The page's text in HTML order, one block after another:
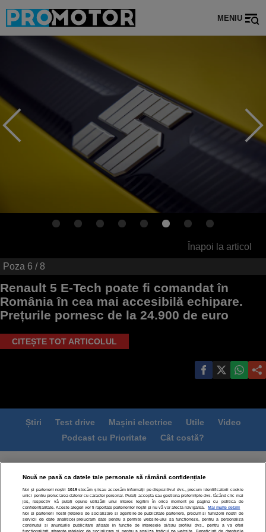
MENIU
Înapoi la articol
Poza 6 / 8
Renault 5 E-Tech poate fi comandat în
România în cea mai accesibilă echipare.
Prețurile pornesc de la 24.900 de euro
CITEȘTE TOT ARTICOLUL
Știri Test drive Mașini electrice Utile
Video
Podcast cu Prioritate
Cât costă?
Termeni si conditii
Politica de confidentialitate
Politica de cookies
Echipa editorială
Contact
Modifică Setările
Nouă ne pasă ca datele tale personale să rămână confidențiale
Noi și partenerii noștri 1019stocăm și/sau accesăm informații pe dispozitivul dvs., precum identificatorii cookie
unici pentru prelucrarea datelor cu caracter personal. Puteți accepta sau gestiona preferințele dvs. făcând clic mai
jos, respectiv vă puteți opune utilizării unui interes legitim în orice moment pe pagina cu politica de
confidențialitate. Aceste alegeri vor fi raportate partenerilor noștri și nu vă vor afecta navigarea.
Mai multe detalii
Noi si partenerii nostri (retelele de socializare si agentiile de publicitate partenere, precum si furnizorii nostri de
servicii de date analitice) prelucram date pentru a permite website-ului sa functioneze, pentru a personaliza
continutul si anunturile publicitare afisate in functie de interesele si/sau profilul dvs., pentru a va oferi
functionalitati aferente retelelor de socializare si pentru a analiza traficul pe website. Beneficiati de drepturile